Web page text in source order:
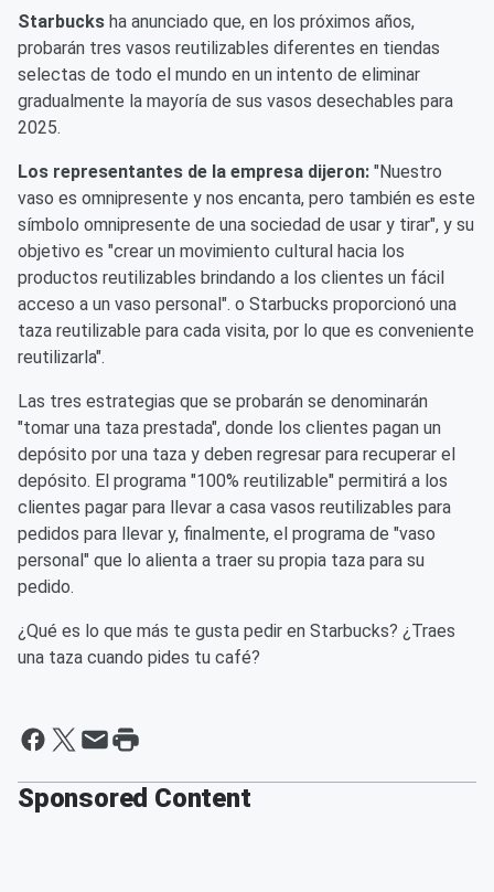
Starbucks ha anunciado que, en los próximos años,
probarán tres vasos reutilizables diferentes en tiendas
selectas de todo el mundo en un intento de eliminar
gradualmente la mayoría de sus vasos desechables para
2025.
Los representantes de la empresa dijeron: "Nuestro
vaso es omnipresente y nos encanta, pero también es este
símbolo omnipresente de una sociedad de usar y tirar", y su
objetivo es "crear un movimiento cultural hacia los
productos reutilizables brindando a los clientes un fácil
acceso a un vaso personal". o Starbucks proporcionó una
taza reutilizable para cada visita, por lo que es conveniente
reutilizarla".
Las tres estrategias que se probarán se denominarán
"tomar una taza prestada", donde los clientes pagan un
depósito por una taza y deben regresar para recuperar el
depósito. El programa "100% reutilizable" permitirá a los
clientes pagar para llevar a casa vasos reutilizables para
pedidos para llevar y, finalmente, el programa de "vaso
personal" que lo alienta a traer su propia taza para su
pedido.
¿Qué es lo que más te gusta pedir en Starbucks? ¿Traes
una taza cuando pides tu café?
Sponsored Content